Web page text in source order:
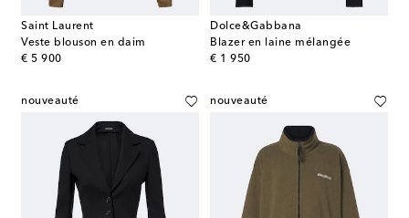
Saint Laurent
Veste blouson en daim
€ 5 900
original price
Dolce&Gabbana
Blazer en laine mélangée
€ 1 950
original price
nouveauté nouveauté